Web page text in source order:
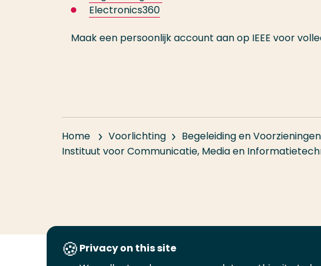
Electronics360
Maak een persoonlijk account aan op IEEE voor
Home Voorlichting Begeleiding en Voorzieningen
Instituut voor Communicatie, Media en
Privacy on this site